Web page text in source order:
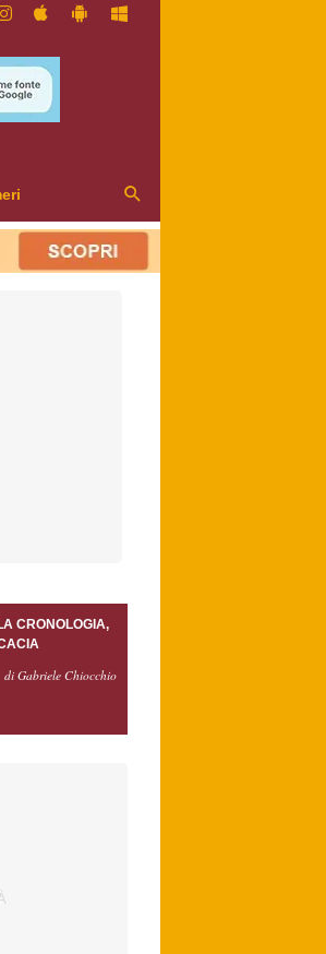
CRONOLOGIA,
di Gabriele Chiocchio